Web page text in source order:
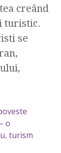
creând
turistic.
se
o
, turism